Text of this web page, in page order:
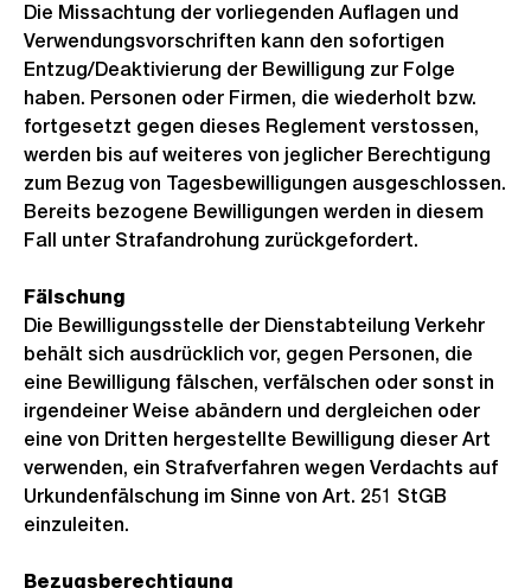
Die Missachtung der vorliegenden Auflagen und
Verwendungsvorschriften kann den sofortigen
Entzug/Deaktivierung der Bewilligung zur Folge
haben. Personen oder Firmen, die wiederholt bzw.
fortgesetzt gegen dieses Reglement verstossen,
werden bis auf weiteres von jeglicher Berechtigung
zum Bezug von Tagesbewilligungen ausgeschlossen.
Bereits bezogene Bewilligungen werden in diesem
Fall unter Strafandrohung zurückgefordert.
Fälschung
Die Bewilligungsstelle der Dienstabteilung Verkehr
behält sich ausdrücklich vor, gegen Personen, die
eine Bewilligung fälschen, verfälschen oder sonst in
irgendeiner Weise abändern und dergleichen oder
eine von Dritten hergestellte Bewilligung dieser Art
verwenden, ein Strafverfahren wegen Verdachts auf
Urkundenfälschung im Sinne von Art. 251 StGB
einzuleiten.
Bezugsberechtigung